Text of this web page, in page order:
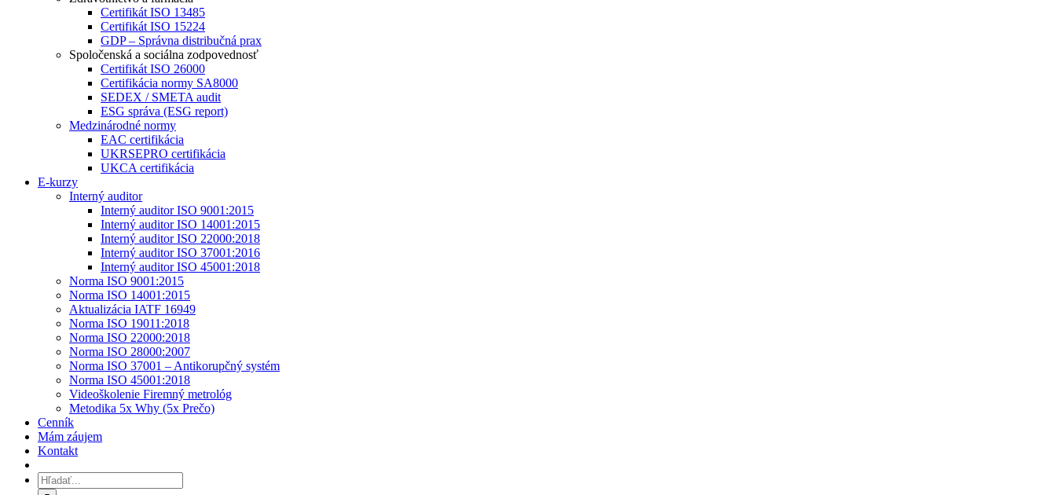
Certifikát ISO 13485
Certifikát ISO 15224
GDP – Správna distribučná prax
Spoločenská a sociálna zodpovednosť
Certifikát ISO 26000
Certifikácia normy SA8000
SEDEX / SMETA audit
ESG správa (ESG report)
Medzinárodné normy
EAC certifikácia
UKRSEPRO certifikácia
UKCA certifikácia
E-kurzy
Interný auditor
Interný auditor ISO 9001:2015
Interný auditor ISO 14001:2015
Interný auditor ISO 22000:2018
Interný auditor ISO 37001:2016
Interný auditor ISO 45001:2018
Norma ISO 9001:2015
Norma ISO 14001:2015
Aktualizácia IATF 16949
Norma ISO 19011:2018
Norma ISO 22000:2018
Norma ISO 28000:2007
Norma ISO 37001 – Antikorupčný systém
Norma ISO 45001:2018
Videoškolenie Firemný metrológ
Metodika 5x Why (5x Prečo)
Cenník
Mám záujem
Kontakt
Hľadať: